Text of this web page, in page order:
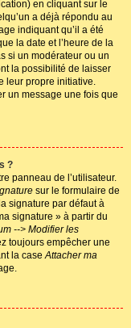
en cliquant sur le
a déjà répondu au
indiquant qu’il a été
la date et l’heure de la
si un modérateur ou un
la possibilité de laisser
leur propre initiative.
un message une fois que
?
panneau de l’utilisateur.
sur le formulaire de
signature par défaut à
signature » à partir du
--> Modifier les
toujours empêcher une
la case Attacher ma